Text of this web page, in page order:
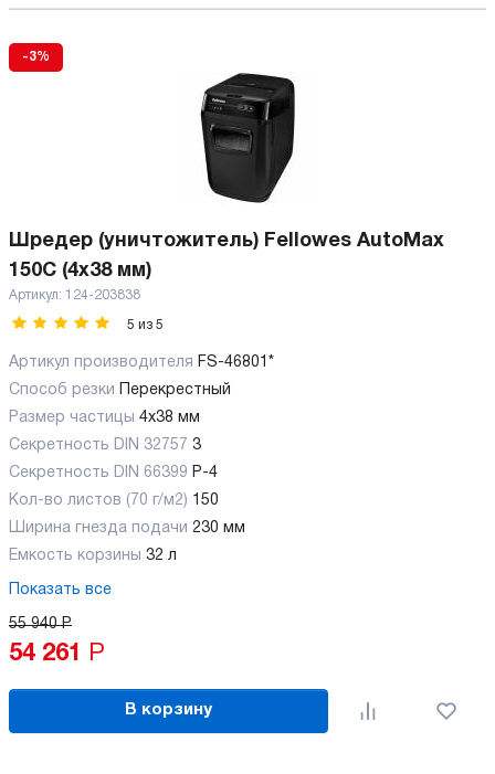
-3%
Шредер (уничтожитель) Fellowes AutoMax
150C (4x38 мм)
Артикул: 124-203838
5 из 5
Артикул производителя FS-46801*
Способ резки
Перекрестный
Размер частицы 4x38 мм
Секретность DIN 32757 3
Секретность DIN 66399 P-4
Кол-во листов (70 г/м2) 150
Ширина гнезда подачи 230 мм
Емкость корзины 32 л
Показать все
55 940 Р
54 261 Р
В корзину